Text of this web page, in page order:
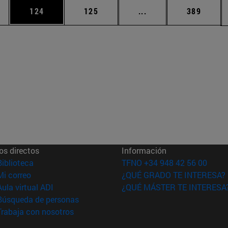
Use TAB para desplazarse.
Página
124 Página
125 ... Páginas Página
389
directos
(abre en nueva ventana)
correo(abre en nueva ventana)
virtual ADI (abre en nueva ventana)
de personas(abre en nueva ventana)
con nosotros(abre en nueva ventana)
Información
TFNO +34 948 42 56 00
¿QUÉ GRADO TE INTERESA?
¿QUÉ MÁSTER TE